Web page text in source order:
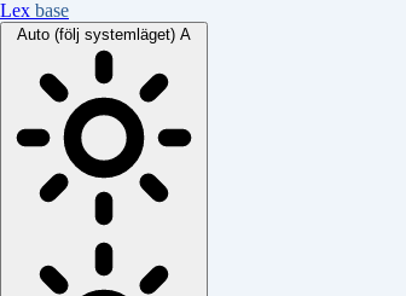
Lex base
Auto (följ systemläget) A